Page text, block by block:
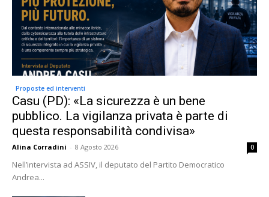
Proposte ed interventi
Casu (PD): «La sicurezza è un bene
pubblico. La vigilanza privata è parte di
questa responsabilità condivisa»
Alina Corradini - 8 Agosto 2026 0
Nell’intervista ad ASSIV, il deputato del Partito Democratico
Andrea...